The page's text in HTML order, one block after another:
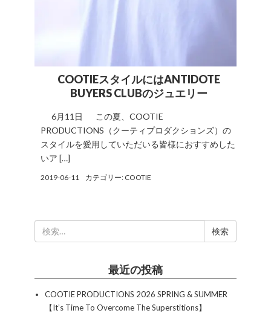
COOTIEスタイルにはANTIDOTE
BUYERS CLUBのジュエリー
6月11日 この夏、COOTIE
PRODUCTIONS（クーティプロダクションズ）の
スタイルを愛用していただいる皆様におすすめした
いア […]
2019-06-11 カテゴリー: COOTIE
索:
最近の投稿
COOTIE PRODUCTIONS 2026 SPRING & SUMMER
【It’s Time To Overcome The Superstitions】